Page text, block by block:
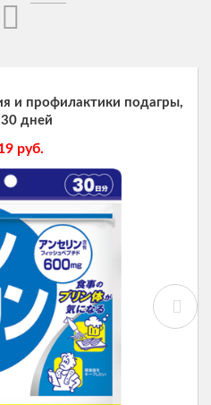
и профилактики подагры,
30 дней
руб.